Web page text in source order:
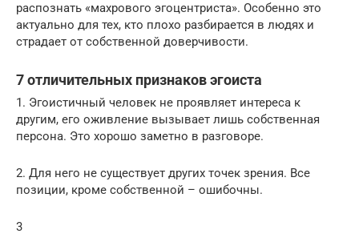
распознать «махрового эгоцентриста». Особенно это
актуально для тех, кто плохо разбирается в людях и
страдает от собственной доверчивости.
7 отличительных признаков эгоиста
1. Эгоистичный человек не проявляет интереса к
другим, его оживление вызывает лишь собственная
персона. Это хорошо заметно в разговоре.
2. Для него не существует других точек зрения. Все
позиции, кроме собственной – ошибочны.
3